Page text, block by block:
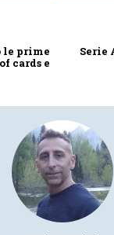
le prime
cards e
Serie